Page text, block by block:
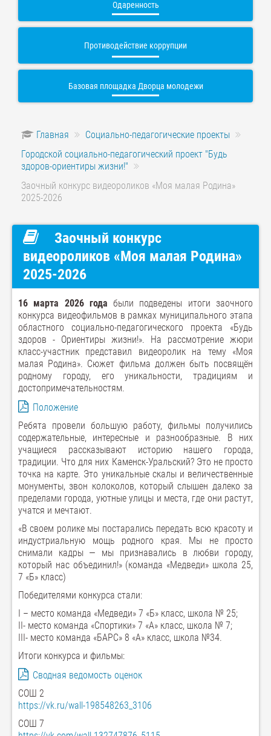
Одаренность
Противодействие коррупции
Базовая площадка Дворца молодежи
Главная
Социально-педагогические проекты
Городской социально-педагогический проект "Будь
здоров-ориентиры жизни!"
Заочный конкурс видеороликов «Моя малая Родина»
2025-2026
Заочный конкурс
видеороликов «Моя малая Родина»
2025-2026
16 марта 2026 года были подведены итоги заочного
конкурса видеофильмов в рамках муниципального этапа
областного социально-педагогического проекта «Будь
здоров - Ориентиры жизни!». На рассмотрение жюри
класс-участник представил видеоролик на тему «Моя
малая Родина». Сюжет фильма должен быть посвящён
родному городу, его уникальности, традициям и
достопримечательностям.
Положение
Ребята провели большую работу, фильмы получились
содержательные, интересные и разнообразные. В них
учащиеся рассказывают историю нашего города,
традиции. Что для них Каменск-Уральский? Это не просто
точка на карте. Это уникальные скалы и величественные
монументы, звон колоколов, который слышен далеко за
пределами города, уютные улицы и места, где они растут,
учатся и мечтают.
«В своем ролике мы постарались передать всю красоту и
индустриальную мощь родного края. Мы не просто
снимали кадры — мы признавались в любви городу,
который нас объединил!» (команда «Медведи» школа 25,
7 «Б» класс)
Победителями конкурса стали:
I – место команда «Медведи» 7 «Б» класс, школа № 25;
II- место команда «Спортики» 7 «А» класс, школа № 7;
III- место команда «БАРС» 8 «А» класс, школа №34.
Итоги конкурса и фильмы:
Сводная ведомость оценок
СОШ 2
https://vk.ru/wall-198548263_3106
СОШ 7